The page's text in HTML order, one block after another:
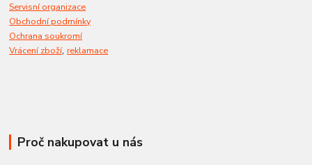
Servisní organizace
Obchodní podmínky
Ochrana soukromí
Vrácení zboží,reklamace
Proč nakupovat u nás